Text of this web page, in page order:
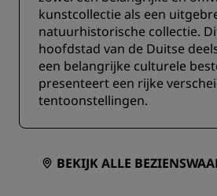
kunstcollectie als een
natuurhistorische collectie.
hoofdstad van de Duitse
een belangrijke culturele
presenteert een rijke
tentoonstellingen.
BEKIJK ALLE